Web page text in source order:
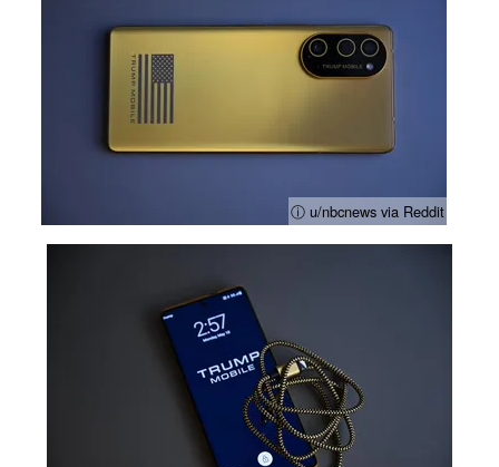
ⓘ u/nbcnews via Reddit